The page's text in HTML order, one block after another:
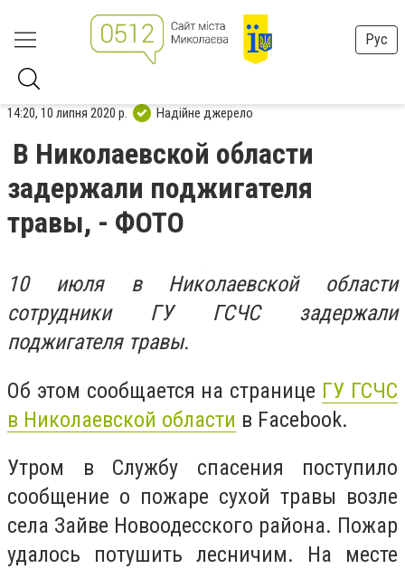
Рус
14:20, 10 липня 2020 р. Надійне джерело
В Николаевской области
задержали поджигателя
травы, - ФОТО
10 июля в Николаевской области
сотрудники ГУ ГСЧС задержали
поджигателя травы.
Об этом сообщается на странице ГУ ГСЧС
в Николаевской области в Facebook.
Утром в Службу спасения поступило
сообщение о пожаре сухой травы возле
села Зайве Новоодесского района. Пожар
удалось потушить лесничим. На месте